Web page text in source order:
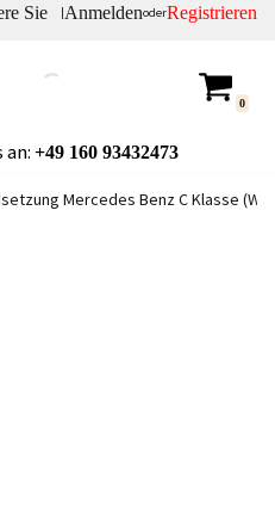
Sie |AnmeldenoderRegistrieren
0
+49160 93432473
Mercedes Benz C Klasse